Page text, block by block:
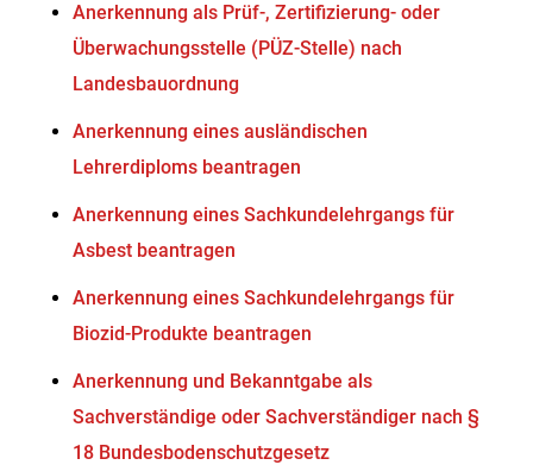
Anerkennung als Prüf-, Zertifizierung- oder
Überwachungsstelle (PÜZ-Stelle) nach
Landesbauordnung
Anerkennung eines ausländischen
Lehrerdiploms beantragen
Anerkennung eines Sachkundelehrgangs für
Asbest beantragen
Anerkennung eines Sachkundelehrgangs für
Biozid-Produkte beantragen
Anerkennung und Bekanntgabe als
Sachverständige oder Sachverständiger nach §
18 Bundesbodenschutzgesetz